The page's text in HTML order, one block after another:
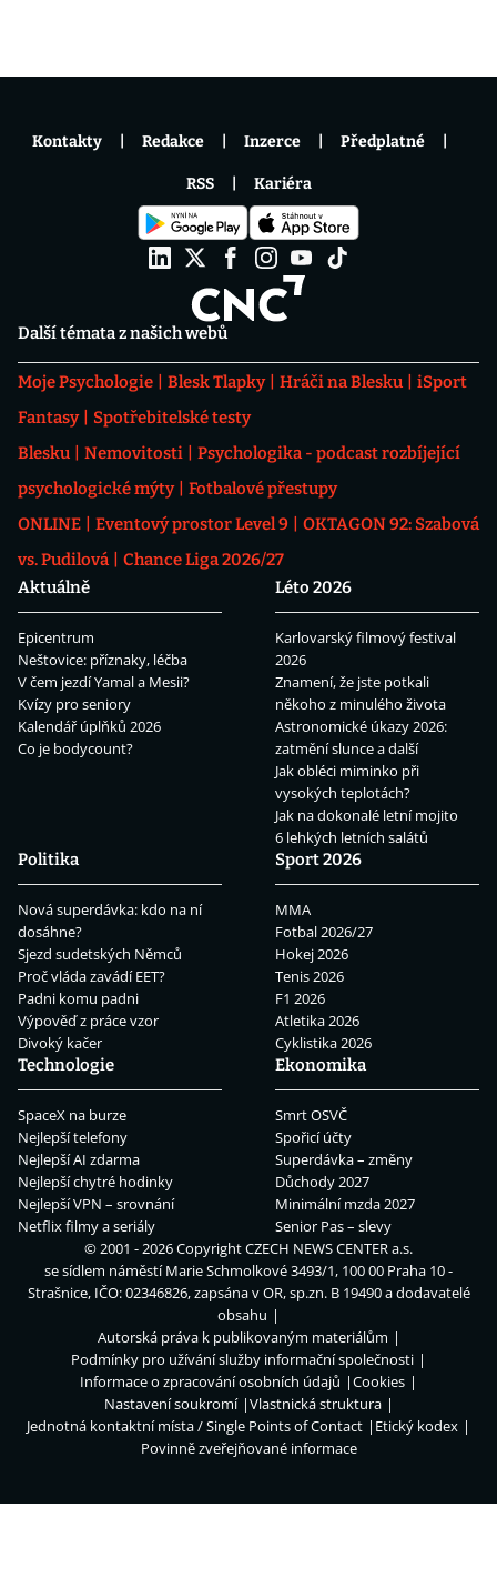
Další témata z našich webů
Moje Psychologie Blesk Tlapky Hráči na Blesku
iSport
Fantasy
Spotřebitelské testy
Blesku
Nemovitosti
Psychologika - podcast rozbíjející
psychologické mýty
Fotbalové přestupy
ONLINE
Eventový prostor Level 9
OKTAGON 92: Szabová
vs. Pudilová
Chance Liga 2026/27
Aktuálně
Epicentrum
Neštovice: příznaky, léčba
V čem jezdí Yamal a Mesii?
Kvízy pro seniory
Kalendář úplňků 2026
Co je bodycount?
Léto 2026
Karlovarský filmový festival
2026
Znamení, že jste potkali
někoho z minulého života
Astronomické úkazy 2026:
zatmění slunce a další
Jak obléci miminko při
vysokých teplotách?
Jak na dokonalé letní mojito
6 lehkých letních salátů
Politika
Nová superdávka: kdo na ní
dosáhne?
Sjezd sudetských Němců
Proč vláda zavádí EET?
Padni komu padni
Výpověď z práce vzor
Divoký kačer
Sport 2026
MMA
Fotbal 2026/27
Hokej 2026
Tenis 2026
F1 2026
Atletika 2026
Cyklistika 2026
Technologie
SpaceX na burze
Nejlepší telefony
Nejlepší AI zdarma
Nejlepší chytré hodinky
Nejlepší VPN – srovnání
Netflix filmy a seriály
Ekonomika
Smrt OSVČ
Spořicí účty
Superdávka – změny
Důchody 2027
Minimální mzda 2027
Senior Pas – slevy
Kontakty Redakce Inzerce Předplatné
RSS Kariéra
© 2001 - 2026 CopyrightCZECH NEWS CENTER a.s.
se sídlem náměstí Marie Schmolkové 3493/1, 100 00 Praha 10 -
Strašnice, IČO: 02346826, zapsána v OR, sp.zn. B 19490 a dodavatelé
obsahu
Autorská práva k publikovaným materiálům
Podmínky pro užívání služby informační společnosti
Informace o zpracování osobních údajů
Cookies
Nastavení soukromí
Vlastnická struktura
Jednotná kontaktní místa / Single Points of Contact
Etický kodex
Povinně zveřejňované informace